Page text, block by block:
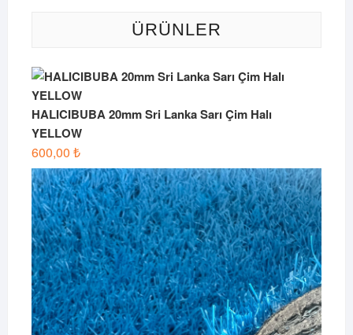
ÜRÜNLER
HALICIBUBA 20mm Sri Lanka Sarı Çim Halı
YELLOW
600,00 ₺